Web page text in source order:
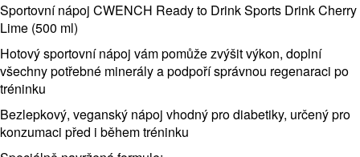
Sportovní nápoj CWENCH Ready to Drink Sports Drink Cherry
Lime (500 ml)
Hotový sportovní nápoj vám pomůže zvýšit výkon, doplní
všechny potřebné minerály a podpoří správnou regenaraci po
tréninku
Bezlepkový, veganský nápoj vhodný pro diabetiky, určený pro
konzumaci před i během tréninku